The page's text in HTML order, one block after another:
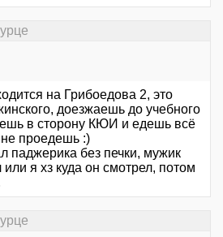
на Грибоедова 2, это
доезжаешь до учебного
в сторону КЮИ и едешь всё
проедешь :)
паджерика без печки, мужик
я хз куда он смотрел, потом